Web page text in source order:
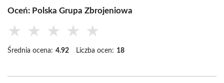
Oceń: Polska Grupa Zbrojeniowa
★ ★ ★ ★ ★
Średnia ocena: 4.92 Liczba ocen: 18